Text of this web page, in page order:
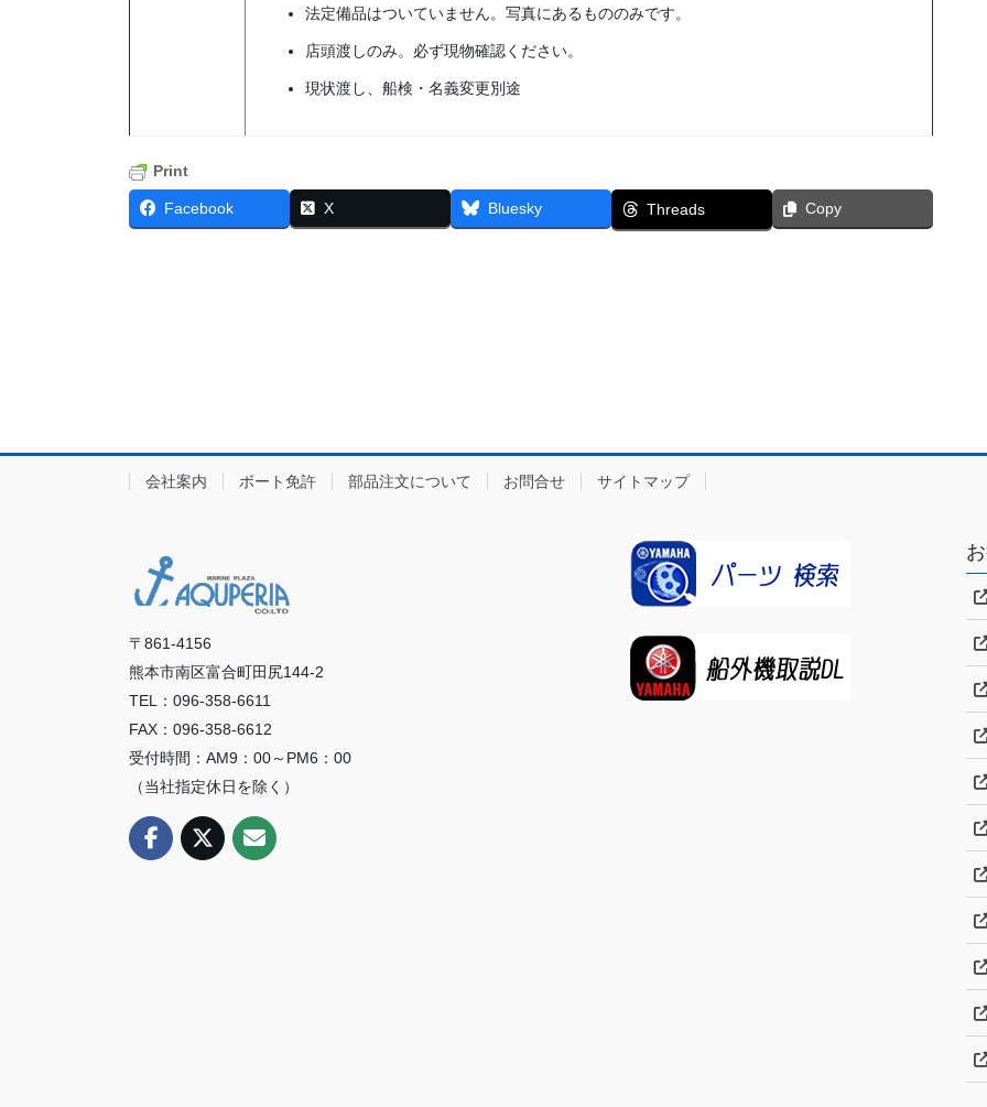
法定備品はついていません。写真にあるもののみです。
店頭渡しのみ。必ず現物確認ください。
現状渡し、船検・名義変更別途
Print
Facebook X Bluesky Threads Copy
会社案内 ボート免許 部品注文について お問合せ サイトマップ
〒861-4156
熊本市南区富合町田尻144-2
TEL：096-358-6611
FAX：096-358-6612
受付時間：AM9：00～PM6：00
（当社指定休日を除く）